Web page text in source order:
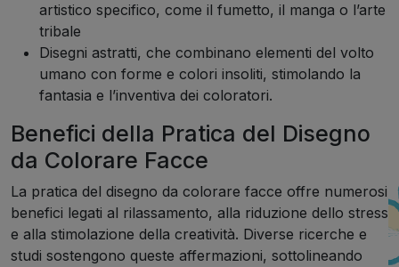
artistico specifico, come il fumetto, il manga o l’arte
tribale
Disegni astratti, che combinano elementi del volto
umano con forme e colori insoliti, stimolando la
fantasia e l’inventiva dei coloratori.
Benefici della Pratica del Disegno
da Colorare Facce
La pratica del disegno da colorare facce offre numerosi
benefici legati al rilassamento, alla riduzione dello stress
e alla stimolazione della creatività. Diverse ricerche e
studi sostengono queste affermazioni, sottolineando